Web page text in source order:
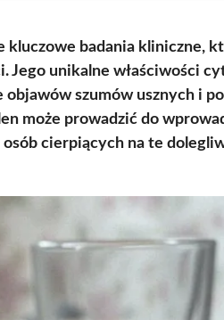
kluczowe badania kliniczne,
Jego unikalne właściwości
szumów usznych i
może prowadzić do
cierpiących na te